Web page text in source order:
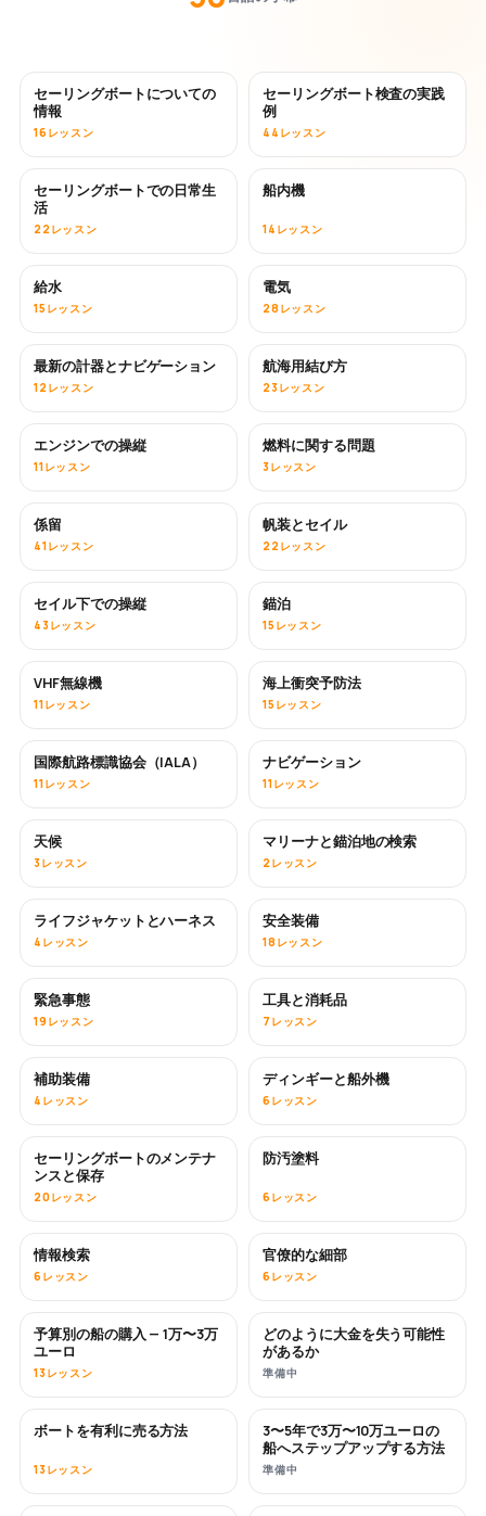
セーリングボートについての
情報
16レッスン
セーリングボート検査の実践
例
44レッスン
セーリングボートでの日常生
活
22レッスン
船内機
14レッスン
給水
15レッスン
電気
28レッスン
最新の計器とナビゲーション
12レッスン
航海用結び方
23レッスン
エンジンでの操縦
11レッスン
燃料に関する問題
3レッスン
係留
41レッスン
帆装とセイル
22レッスン
セイル下での操縦
43レッスン
錨泊
15レッスン
VHF無線機
11レッスン
海上衝突予防法
15レッスン
国際航路標識協会（IALA）
11レッスン
ナビゲーション
11レッスン
天候
3レッスン
マリーナと錨泊地の検索
2レッスン
ライフジャケットとハーネス
4レッスン
安全装備
18レッスン
緊急事態
19レッスン
工具と消耗品
7レッスン
補助装備
4レッスン
ディンギーと船外機
6レッスン
セーリングボートのメンテナ
ンスと保存
20レッスン
近日公開
防汚塗料
6レッスン
情報検索
6レッスン
官僚的な細部
6レッスン
近日公開
予算別の船の購入 — 1万〜3万
ユーロ
13レッスン
近日公開
どのように大金を失う可能性
があるか
準備中
新着
ボートを有利に売る方法
13レッスン
新着
3〜5年で3万〜10万ユーロの
船へステップアップする方法
準備中